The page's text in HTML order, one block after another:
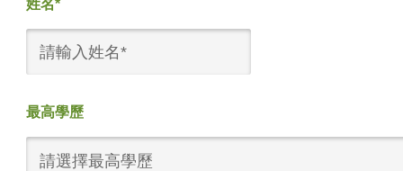
姓名*
最高學歷
請選擇最高學歷